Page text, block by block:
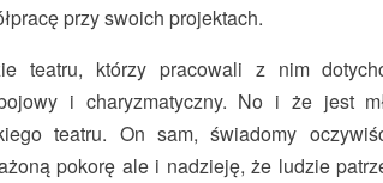
przy swoich projektach.
teatru, którzy pracowali z nim
i charyzmatyczny. No i że jest
teatru. On sam, świadomy
pokorę ale i nadzieję, że ludzie